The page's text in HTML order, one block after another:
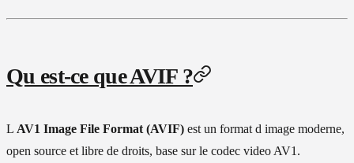
Qu est-ce que AVIF ?
L AV1 Image File Format (AVIF) est un format d image moderne,
open source et libre de droits, base sur le codec video AV1.